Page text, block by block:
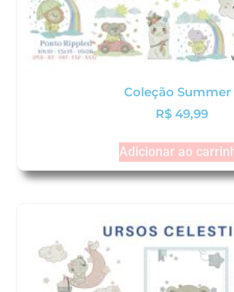
Coleção Summer
R$49,99
Adicionar ao